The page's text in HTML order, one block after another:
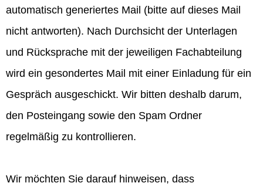
automatisch generiertes Mail (bitte auf dieses Mail
nicht antworten). Nach Durchsicht der Unterlagen
und Rücksprache mit der jeweiligen Fachabteilung
wird ein gesondertes Mail mit einer Einladung für ein
Gespräch ausgeschickt. Wir bitten deshalb darum,
den Posteingang sowie den Spam Ordner
regelmäßig zu kontrollieren.
Wir möchten Sie darauf hinweisen, dass